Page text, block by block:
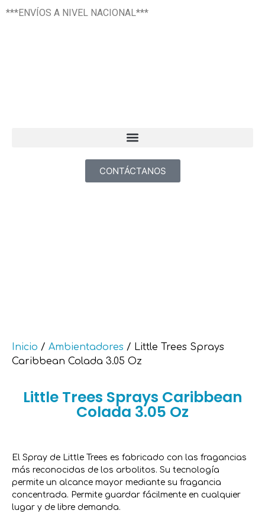
Texsal Venezuela –
***ENVÍOS A NIVEL NACIONAL***
CONTÁCTANOS
Inicio / Ambientadores / Little Trees Sprays
Caribbean Colada 3.05 Oz
Little Trees Sprays Caribbean
Colada 3.05 Oz
El Spray de Little Trees es fabricado con las fragancias
más reconocidas de los arbolitos. Su tecnología
permite un alcance mayor mediante su fragancia
concentrada. Permite guardar fácilmente en cualquier
lugar y de libre demanda.